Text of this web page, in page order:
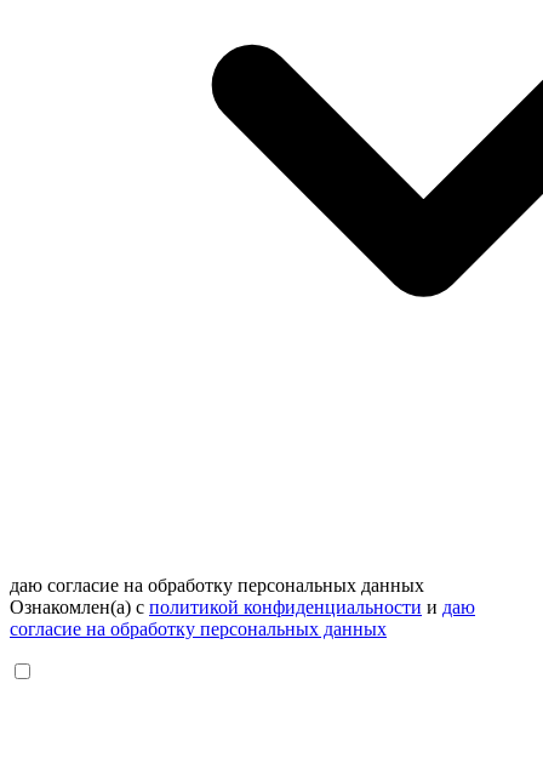
даю согласие на обработку персональных данных
Ознакомлен(а) с политикой конфиденциальности и даю
согласие на обработку персональных данных